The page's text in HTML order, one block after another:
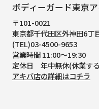
ボディーガード東京
〒101-0021
東京都千代田区外神田6丁
(TEL)03-4500-9653
営業時間 11:00～19:30
定休日 年中無休(休業す
アキバ店の詳細はコチラ